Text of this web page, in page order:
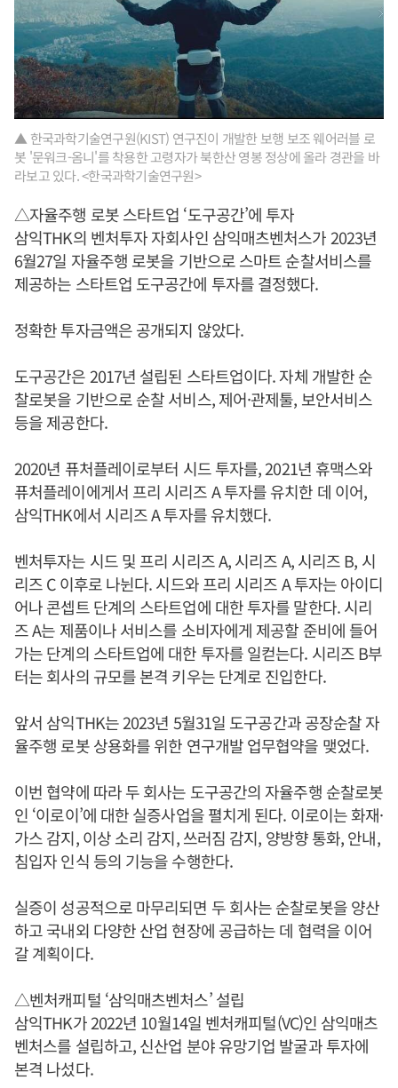
▲ 한국과학기술연구원(KIST) 연구진이 개발한 보행 보조 웨어러블 로
봇 '문워크-옴니'를 착용한 고령자가 북한산 영봉 정상에 올라 경관을 바
라보고 있다. <한국과학기술연구원>
△자율주행 로봇 스타트업 ‘도구공간’에 투자
삼익THK의 벤처투자 자회사인 삼익매츠벤처스가 2023년
6월27일 자율주행 로봇을 기반으로 스마트 순찰서비스를
제공하는 스타트업 도구공간에 투자를 결정했다.
정확한 투자금액은 공개되지 않았다.
도구공간은 2017년 설립된 스타트업이다. 자체 개발한 순
찰로봇을 기반으로 순찰 서비스, 제어·관제툴, 보안서비스
등을 제공한다.
2020년 퓨처플레이로부터 시드 투자를, 2021년 휴맥스와
퓨처플레이에게서 프리 시리즈 A 투자를 유치한 데 이어,
삼익THK에서 시리즈 A 투자를 유치했다.
벤처투자는 시드 및 프리 시리즈 A, 시리즈 A, 시리즈 B, 시
리즈 C 이후로 나뉜다. 시드와 프리 시리즈 A 투자는 아이디
어나 콘셉트 단계의 스타트업에 대한 투자를 말한다. 시리
즈 A는 제품이나 서비스를 소비자에게 제공할 준비에 들어
가는 단계의 스타트업에 대한 투자를 일컫는다. 시리즈 B부
터는 회사의 규모를 본격 키우는 단계로 진입한다.
앞서 삼익THK는 2023년 5월31일 도구공간과 공장순찰 자
율주행 로봇 상용화를 위한 연구개발 업무협약을 맺었다.
이번 협약에 따라 두 회사는 도구공간의 자율주행 순찰로봇
인 ‘이로이’에 대한 실증사업을 펼치게 된다. 이로이는 화재·
가스 감지, 이상 소리 감지, 쓰러짐 감지, 양방향 통화, 안내,
침입자 인식 등의 기능을 수행한다.
실증이 성공적으로 마무리되면 두 회사는 순찰로봇을 양산
하고 국내외 다양한 산업 현장에 공급하는 데 협력을 이어
갈 계획이다.
△벤처캐피털 ‘삼익매츠벤처스’ 설립
삼익THK가 2022년 10월14일 벤처캐피털(VC)인 삼익매츠
벤처스를 설립하고, 신산업 분야 유망기업 발굴과 투자에
본격 나섰다.